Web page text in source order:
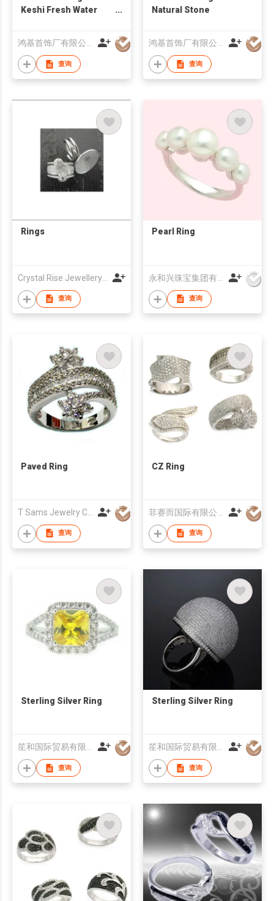
Keshi Fresh Water
鸿基首饰厂有限公司
查询
Natural Stone
鸿基首饰厂有限公司
查询
Rings
Crystal Rise Jewellery Ltd
查询
Pearl Ring
查询
Paved Ring
查询
CZ Ring
查询
Sterling Silver Ring
查询
Sterling Silver Ring
查询